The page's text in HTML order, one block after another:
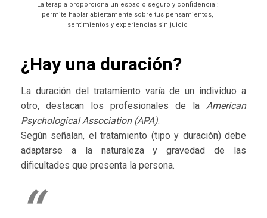
La terapia proporciona un espacio seguro y confidencial:
permite hablar abiertamente sobre tus pensamientos,
sentimientos y experiencias sin juicio
¿Hay una duración?
La duración del tratamiento varía de un individuo a
otro, destacan los profesionales de la American
Psychological Association (APA).
Según señalan, el tratamiento (tipo y duración) debe
adaptarse a la naturaleza y gravedad de las
dificultades que presenta la persona.